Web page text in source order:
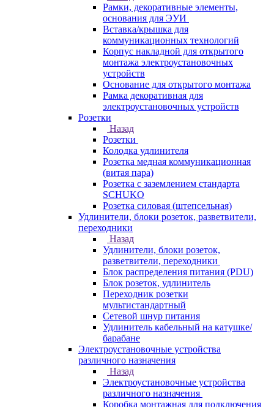
Рамки, декоративные элементы,
основания для ЭУИ
Вставка/крышка для
коммуникационных технологий
Корпус накладной для открытого
монтажа электроустановочных
устройств
Основание для открытого монтажа
Рамка декоративная для
электроустановочных устройств
Розетки
Назад
Розетки
Колодка удлинителя
Розетка медная коммуникационная
(витая пара)
Розетка с заземлением стандарта
SCHUKO
Розетка силовая (штепсельная)
Удлинители, блоки розеток, разветвители,
переходники
Назад
Удлинители, блоки розеток,
разветвители, переходники
Блок распределения питания (PDU)
Блок розеток, удлинитель
Переходник розетки
мультистандартный
Сетевой шнур питания
Удлинитель кабельный на катушке/
барабане
Электроустановочные устройства
различного назначения
Назад
Электроустановочные устройства
различного назначения
Коробка монтажная для подключения